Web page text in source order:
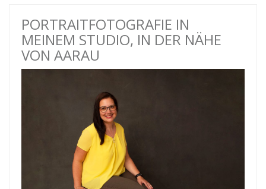
PORTRAITFOTOGRAFIE IN
MEINEM STUDIO, IN DER NÄHE
VON AARAU